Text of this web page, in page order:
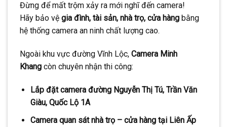
Đừng để mất trộm xảy ra mới nghĩ đến camera!
Hãy bảo vệ gia đình, tài sản, nhà trọ, cửa hàng bằng
hệ thống camera an ninh chất lượng cao.
Ngoài khu vực đường Vĩnh Lộc, Camera Minh
Khang còn chuyên nhận thi công:
Lắp đặt camera đường Nguyễn Thị Tú, Trần Văn
Giàu, Quốc Lộ 1A
Camera quan sát nhà trọ – cửa hàng tại Liên Ấp